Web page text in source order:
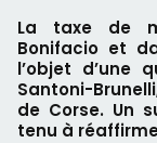
La taxe de
Bonifacio et
l’objet d’une
Santoni-
de Corse. Un
tenu à